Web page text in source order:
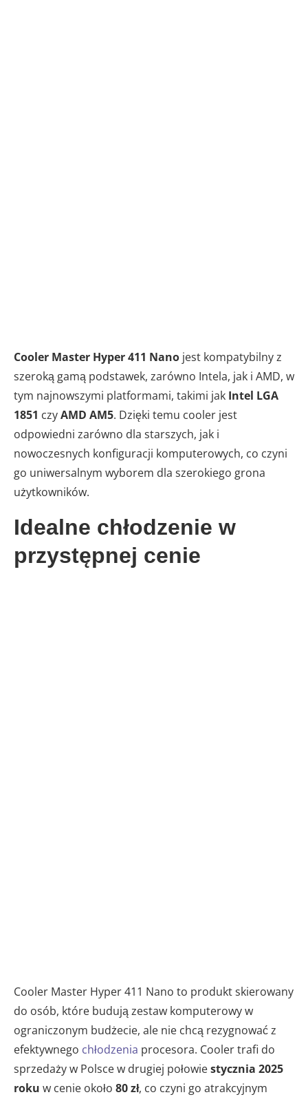
Cooler Master Hyper 411 Nano jest kompatybilny z
szeroką gamą podstawek, zarówno Intela, jak i AMD, w
tym najnowszymi platformami, takimi jak Intel LGA
1851 czyAMD AM5. Dzięki temu cooler jest
odpowiedni zarówno dla starszych, jak i
nowoczesnych konfiguracji komputerowych, co czyni
go uniwersalnym wyborem dla szerokiego grona
użytkowników.
Idealne chłodzenie w
przystępnej cenie
Cooler Master Hyper 411 Nano to produkt skierowany
do osób, które budują zestaw komputerowy w
ograniczonym budżecie, ale nie chcą rezygnować z
efektywnego chłodzenia procesora. Cooler trafi do
sprzedaży w Polsce w drugiej połowiestycznia 2025
roku w cenie około 80 zł, co czyni go atrakcyjnym